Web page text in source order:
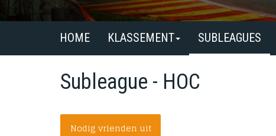
HOME KLASSEMENT SUBLEAGUES
Subleague - HOC
Nodig vrienden uit